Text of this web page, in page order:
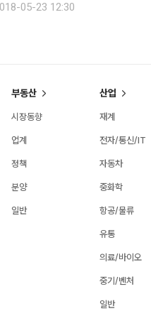
. 아내는 일품(逸品) 요리연구에 관
05-23 12:30
부동산
시장동향
업계
정책
분양
일반
산업
재계
전자/통신/IT
자동차
중화학
항공/물류
유통
의료/바이오
중기/벤처
일반